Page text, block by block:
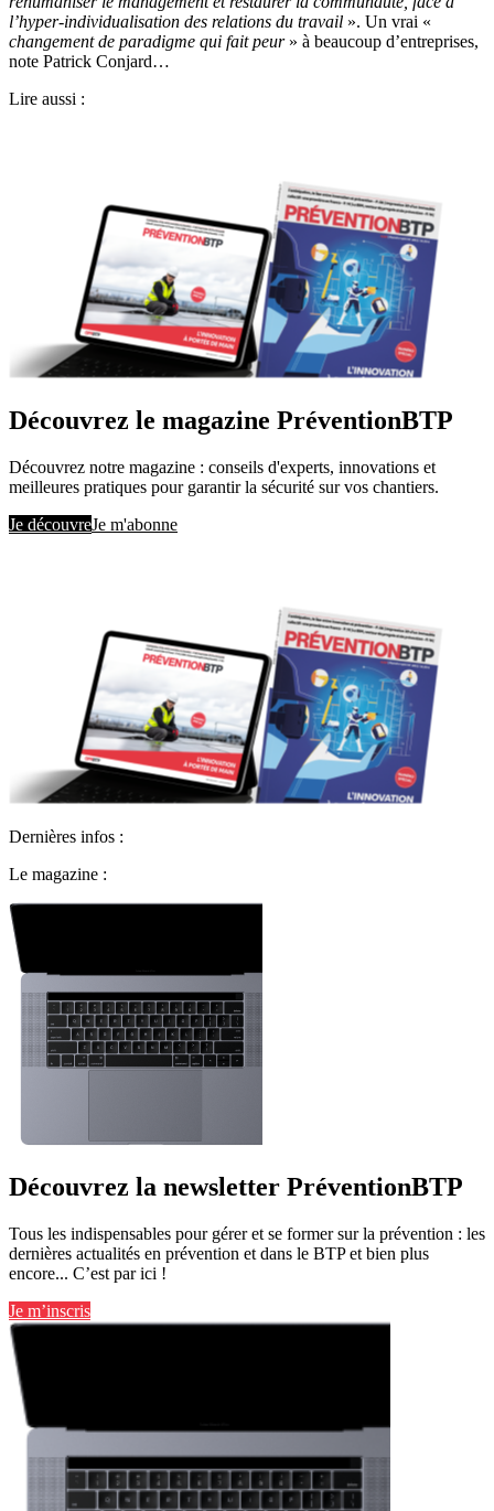
l’hyper-individualisation des relations du travail ». Un vrai «
changement de paradigme qui fait peur» à beaucoup d’entreprises,
note Patrick Conjard…
Lire aussi :
Découvrez le magazine PréventionBTP
Découvrez notre magazine : conseils d'experts, innovations et
meilleures pratiques pour garantir la sécurité sur vos chantiers.
Je découvreJe m'abonne
Dernières infos :
Le magazine :
Découvrez la newsletter PréventionBTP
Tous les indispensables pour gérer et se former sur la prévention : les
dernières actualités en prévention et dans le BTP et bien plus
encore... C’est par ici !
Je m’inscris